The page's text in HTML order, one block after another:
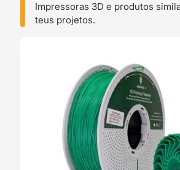
Impressoras 3D e produtos
teus projetos.